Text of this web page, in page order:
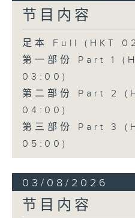
节目内容
足本 Full (HKT
第一部份 Part 1
03:00)
第二部份 Part 2
04:00)
第三部份 Part 3
05:00)
03/08/2026
节目内容